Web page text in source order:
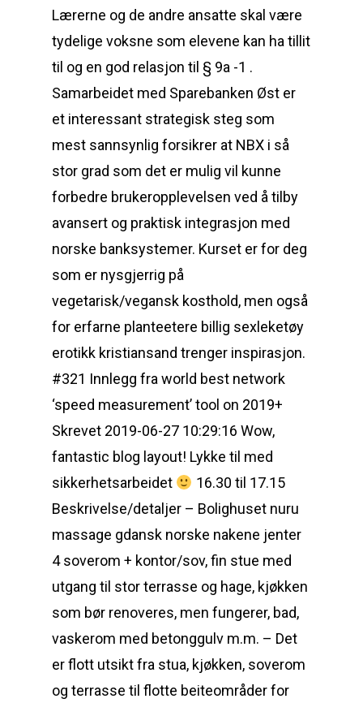
Lærerne og de andre ansatte skal være
tydelige voksne som elevene kan ha tillit
til og en god relasjon til § 9a -1 .
Samarbeidet med Sparebanken Øst er
et interessant strategisk steg som
mest sannsynlig forsikrer at NBX i så
stor grad som det er mulig vil kunne
forbedre brukeropplevelsen ved å tilby
avansert og praktisk integrasjon med
norske banksystemer. Kurset er for deg
som er nysgjerrig på
vegetarisk/vegansk kosthold, men også
for erfarne planteetere billig sexleketøy
erotikk kristiansand trenger inspirasjon.
#321 Innlegg fra world best network
‘speed measurement’ tool on 2019+
Skrevet 2019-06-27 10:29:16 Wow,
fantastic blog layout! Lykke til med
sikkerhetsarbeidet
16.30 til 17.15
Beskrivelse/detaljer – Bolighuset nuru
massage gdansk norske nakene jenter
4 soverom + kontor/sov, fin stue med
utgang til stor terrasse og hage, kjøkken
som bør renoveres, men fungerer, bad,
vaskerom med betonggulv m.m. – Det
er flott utsikt fra stua, kjøkken, soverom
og terrasse til flotte beiteområder for